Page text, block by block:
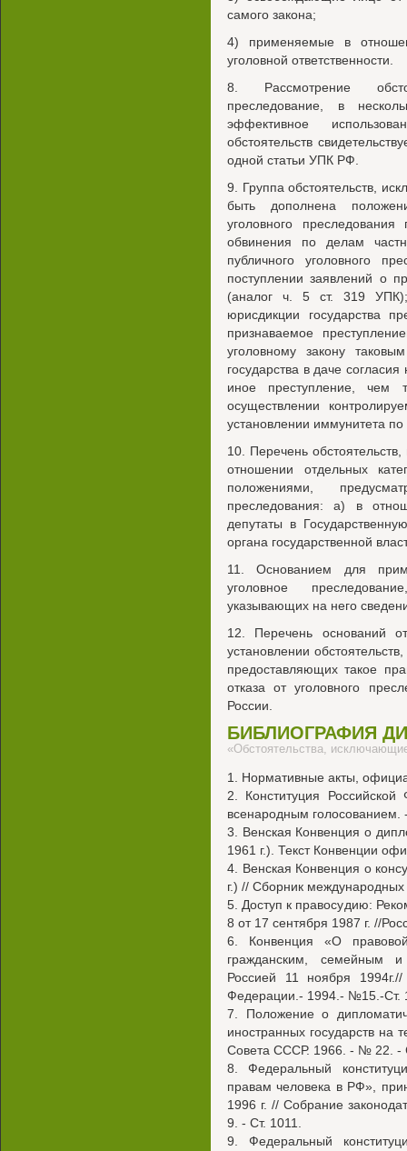
самого закона;
4) применяемые в
уголовной ответственности.
8. Рассмотрение
преследование, в
эффективное
обстоятельств
одной статьи УПК РФ.
9. Группа обстоятельств,
быть дополнена
уголовного
обвинения по делам
публичного уголовного
поступлении заявлений о
(аналог ч. 5 ст. 319
юрисдикции государства
признаваемое
уголовному закону
государства в даче
иное преступление,
осуществлении
установлении иммунитета
10. Перечень
отношении отдельных
положениями,
преследования: а) в
депутаты в
органа государственной
11. Основанием для
уголовное
указывающих на него
12. Перечень оснований
установлении
предоставляющих такое
отказа от уголовного
России.
БИБЛИОГРАФИЯ
«Обстоятельства,
1. Нормативные акты,
2. Конституция
всенародным
3. Венская Конвенция о
1961 г.). Текст Конвенции
4. Венская Конвенция о
г.) // Сборник
5. Доступ к правосудию:
8 от 17 сентября 1987 г. //
6. Конвенция «О
гражданским, семейным
Россией 11 ноября 1994г.//
Федерации.- 1994.- №15.-Ст.
7. Положение о
иностранных государств на
Совета СССР. 1966. - № 22. -
8. Федеральный
правам человека в РФ»,
1996 г. // Собрание
9. - Ст. 1011.
9. Федеральный